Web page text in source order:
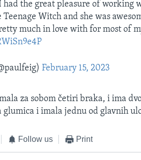
had the great pleasure of working
Teenage Witch and she was
much in love with for most of
February 15, 2023
za sobom četiri braka, i ima
glumica i imala jednu od glavnih
Follow us Print